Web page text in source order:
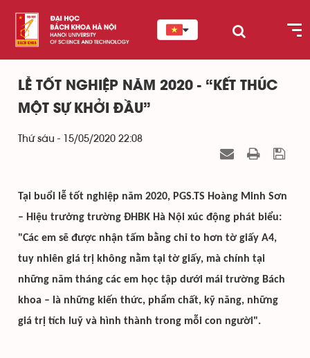
LỄ TỐT NGHIỆP NĂM 2020 - “KẾT THÚC
MỘT SỰ KHỞI ĐẦU”
Thứ sáu - 15/05/2020 22:08
Tại buổi lễ tốt nghiệp năm 2020, PGS.TS Hoàng Minh Sơn
– Hiệu trưởng trường ĐHBK Hà Nội xúc động phát biểu:
"Các em sẽ được nhận tấm bằng chỉ to hơn tờ giấy A4,
tuy nhiên giá trị không nằm tại tờ giấy, mà chính tại
những năm tháng các em học tập dưới mái trường Bách
khoa – là những kiến thức, phẩm chất, kỹ năng, những
giá trị tích luỹ và hình thành trong mỗi con người".